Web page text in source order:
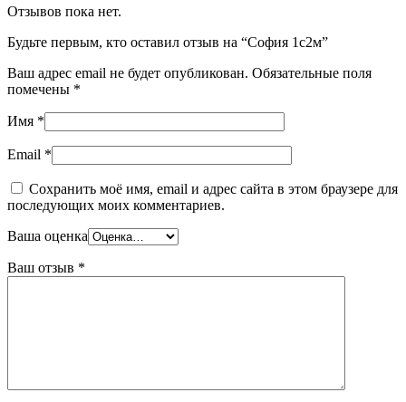
Отзывов пока нет.
Будьте первым, кто оставил отзыв на “София 1с2м”
Ваш адрес email не будет опубликован. Обязательные поля
помечены *
Имя *
Email *
Сохранить моё имя, email и адрес сайта в этом браузере для
последующих моих комментариев.
Ваша оценка
Ваш отзыв *